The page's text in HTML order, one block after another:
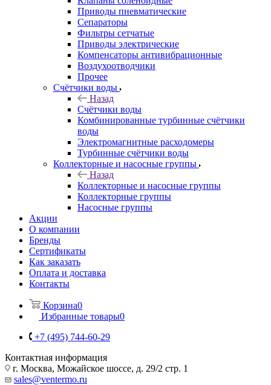
Приводы пневматические
Сепараторы
Фильтры сетчатые
Приводы электрические
Компенсаторы антивибрационные
Воздухоотводчики
Прочее
Счётчики воды
Назад
Счётчики воды
Комбинированные турбинные счётчики
воды
Электромагнитные расходомеры
Турбинные счётчики воды
Коллекторные и насосные группы
Назад
Коллекторные и насосные группы
Коллекторные группы
Насосные группы
Акции
О компании
Бренды
Сертификаты
Как заказать
Оплата и доставка
Контакты
Корзина0
Избранные товары0
+7 (495) 744-60-29
Контактная информация
г. Москва, Можайское шоссе, д. 29/2 стр. 1
sales@ventermo.ru